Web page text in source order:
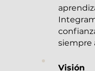
siempre
Visión